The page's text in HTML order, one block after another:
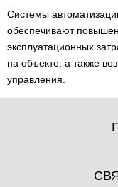
Датчики
Датчики
вентиляции.
Датчики
Standart.
Датчики
Системы
обеспечивают
эксплуатационных
на объекте, а также
управления.